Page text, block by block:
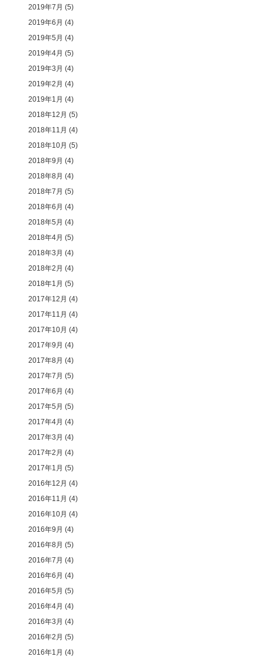
2019年7月 (5)
2019年6月 (4)
2019年5月 (4)
2019年4月 (5)
2019年3月 (4)
2019年2月 (4)
2019年1月 (4)
2018年12月 (5)
2018年11月 (4)
2018年10月 (5)
2018年9月 (4)
2018年8月 (4)
2018年7月 (5)
2018年6月 (4)
2018年5月 (4)
2018年4月 (5)
2018年3月 (4)
2018年2月 (4)
2018年1月 (5)
2017年12月 (4)
2017年11月 (4)
2017年10月 (4)
2017年9月 (4)
2017年8月 (4)
2017年7月 (5)
2017年6月 (4)
2017年5月 (5)
2017年4月 (4)
2017年3月 (4)
2017年2月 (4)
2017年1月 (5)
2016年12月 (4)
2016年11月 (4)
2016年10月 (4)
2016年9月 (4)
2016年8月 (5)
2016年7月 (4)
2016年6月 (4)
2016年5月 (5)
2016年4月 (4)
2016年3月 (4)
2016年2月 (5)
2016年1月 (4)